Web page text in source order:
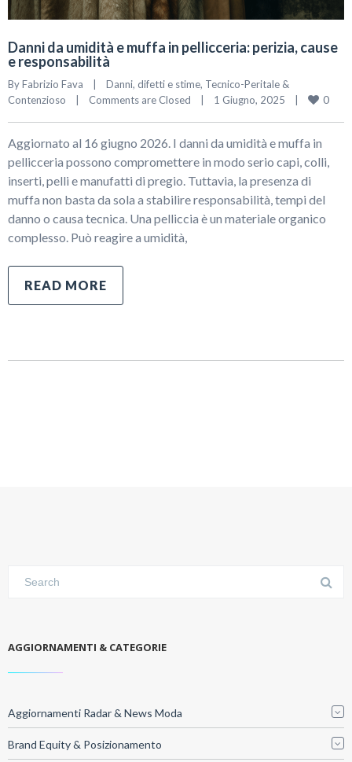
Danni da umidità e muffa in pellicceria: perizia, cause
e responsabilità
By Fabrizio Fava | Danni, difetti e stime, Tecnico-Peritale &
Contenzioso
| Comments are Closed | 1 Giugno, 2025 | 0
Aggiornato al 16 giugno 2026. I danni da umidità e muffa in
pellicceria possono compromettere in modo serio capi, colli,
inserti, pelli e manufatti di pregio. Tuttavia, la presenza di
muffa non basta da sola a stabilire responsabilità, tempi del
danno o causa tecnica. Una pelliccia è un materiale organico
complesso. Può reagire a umidità,
READ MORE
AGGIORNAMENTI & CATEGORIE
Aggiornamenti Radar & News Moda
Brand Equity & Posizionamento